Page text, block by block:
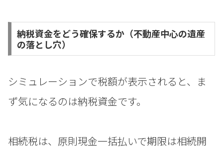
納税資金をどう確保するか（不動産中心の遺産
の落とし穴）
シミュレーションで税額が表示されると、ま
ず気になるのは納税資金です。
相続税は、原則現金一括払いで期限は相続開